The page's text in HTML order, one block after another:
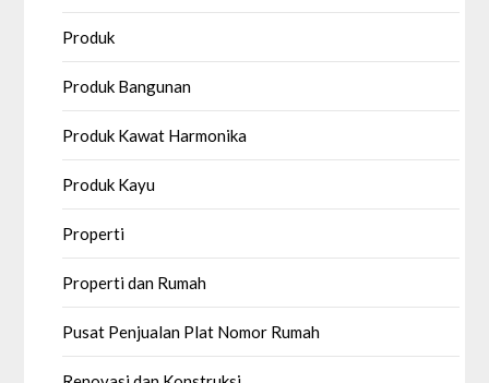
Produk
Produk Bangunan
Produk Kawat Harmonika
Produk Kayu
Properti
Properti dan Rumah
Pusat Penjualan Plat Nomor Rumah